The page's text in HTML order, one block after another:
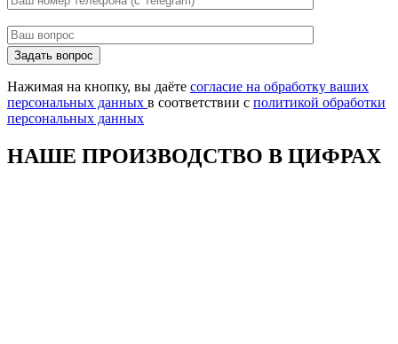
Оставьте
это
поле
пустым.
Задать вопрос
Нажимая на кнопку, вы даёте согласие на обработку ваших
персональных данных в соответствии с политикой обработки
персональных данных
НАШЕ ПРОИЗВОДСТВО В ЦИФРАХ